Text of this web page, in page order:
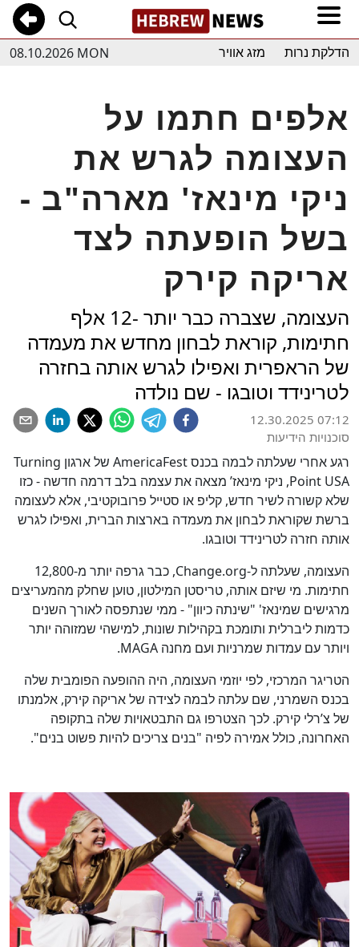
08.10.2026 MON הדלקת נרות מזג אוויר
אלפים חתמו על
העצומה לגרש את
ניקי מינאז' מארה"ב -
בשל הופעתה לצד
אריקה קירק
העצומה, שצברה כבר יותר -12 אלף
חתימות, קוראת לבחון מחדש את מעמדה
של הראפרית ואפילו לגרש אותה בחזרה
לטרינידד וטובגו - שם נולדה
12.30.2025 07:12
סוכנויות הידיעות
רגע אחרי שעלתה לבמה בכנס AmericaFest של ארגון Turning
Point USA, ניקי מינאז’ מצאה את עצמה בלב דרמה חדשה - כזו
שלא קשורה לשיר חדש, קליפ או סטייל פרובוקטיבי, אלא לעצומה
ברשת שקוראת לבחון את מעמדה בארצות הברית, ואפילו לגרש
אותה חזרה לטרינידד וטובגו.
העצומה, שעלתה ל-Change.org, כבר גרפה יותר מ-12,800
חתימות. מי שיזם אותה, טריסטן המילטון, טוען שחלק מהמעריצים
מרגישים שמינאז' "שינתה כיוון" - ממי שנתפסה לאורך השנים
כדמות ליברלית ותומכת בקהילות שונות, למישהי שמזוהה יותר
ויותר עם עמדות שמרניות ועם מחנה MAGA.
הטריגר המרכזי, לפי יוזמי העצומה, היה ההופעה הפומבית שלה
בכנס השמרני, שם עלתה לבמה לצידה של אריקה קירק, אלמנתו
של צ’רלי קירק. לכך הצטרפו גם התבטאויות שלה בתקופה
האחרונה, כולל אמירה לפיה "בנים צריכים להיות פשוט בנים".